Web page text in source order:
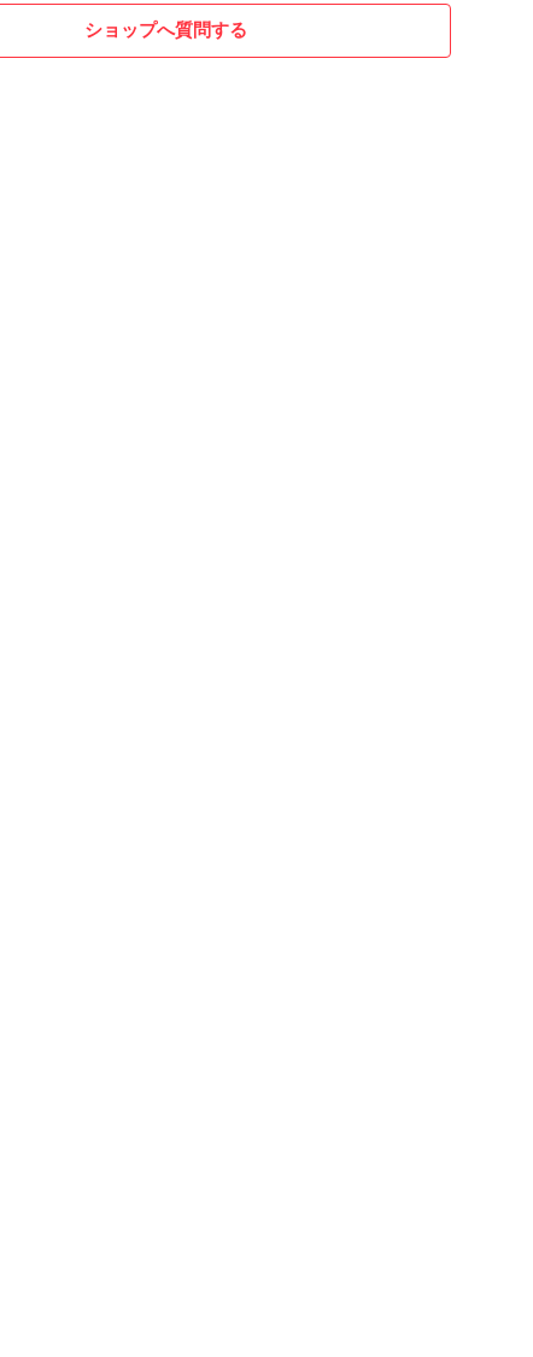
ショップへ質問する